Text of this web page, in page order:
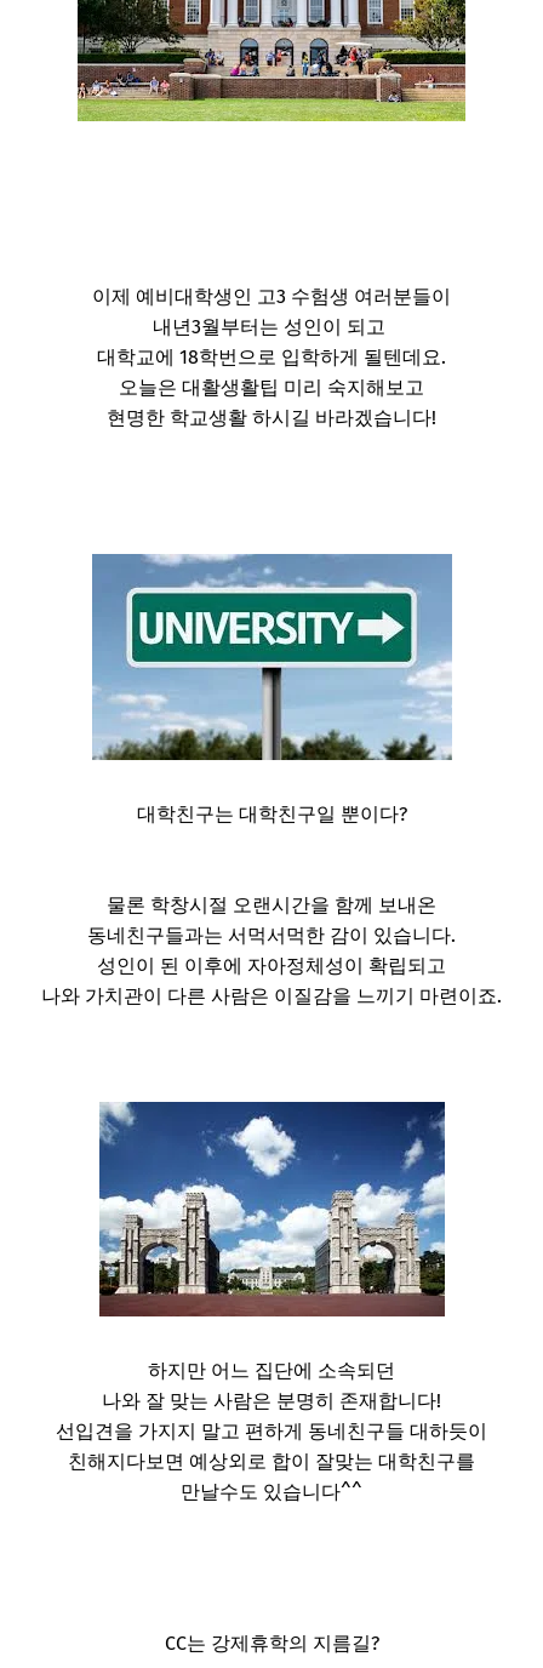
이제 예비대학생인 고3 수험생 여러분들이
내년3월부터는 성인이 되고
대학교에 18학번으로 입학하게 될텐데요.
오늘은 대활생활팁 미리 숙지해보고
현명한 학교생활 하시길 바라겠습니다!
대학친구는 대학친구일 뿐이다?
물론 학창시절 오랜시간을 함께 보내온
동네친구들과는 서먹서먹한 감이 있습니다.
성인이 된 이후에 자아정체성이 확립되고
나와 가치관이 다른 사람은 이질감을 느끼기 마련이죠.
하지만 어느 집단에 소속되던
나와 잘 맞는 사람은 분명히 존재합니다!
선입견을 가지지 말고 편하게 동네친구들 대하듯이
친해지다보면 예상외로 합이 잘맞는 대학친구를
만날수도 있습니다^^
CC는 강제휴학의 지름길?